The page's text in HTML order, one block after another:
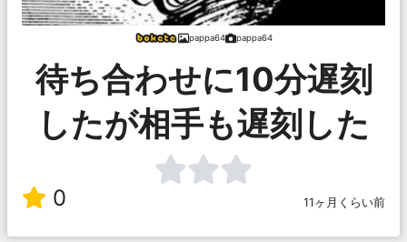
pappa64 pappa64
待ち合わせに10分遅刻
したが相手も遅刻した
0 11ヶ月くらい前